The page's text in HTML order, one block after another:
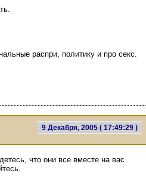
распри, политику и про секс.
9 Декабря, 2005 ( 17:49:29 )
что они все вместе на вас